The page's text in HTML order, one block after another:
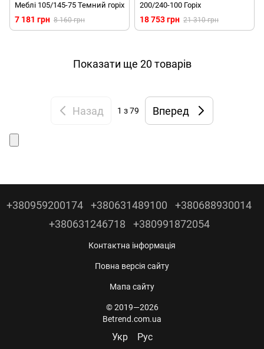
Меблі 105/145-75 Темний горіх
7 181 грн 8 160 грн
200/240-100 Горіх
18 753 грн 21 310 грн
Показати ще 20 товарів
Назад 1 з 79 Вперед
+380959200174 +380631489100
+380688930014
+380631246718
+380991872054
Контактна інформація
Повна версія сайту
Мапа сайту
© 2019—2026
Betrend.com.ua
Укр Рус